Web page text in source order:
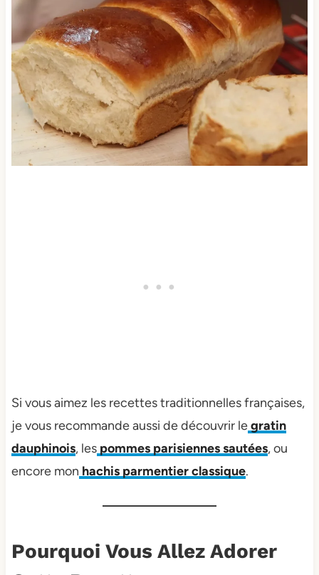
Si vous aimez les recettes traditionnelles françaises,
je vous recommande aussi de découvrir legratin
dauphinois, lespommes parisiennes sautées, ou
encore mon hachis parmentier classique.
Pourquoi Vous Allez Adorer